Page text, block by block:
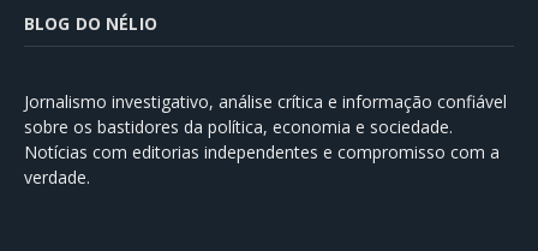
BLOG DO NÉLIO
Jornalismo investigativo, análise crítica e informação confiável
sobre os bastidores da política, economia e sociedade.
Notícias com editorias independentes e compromisso com a
verdade.